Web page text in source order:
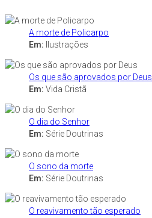
A morte de Policarpo
Em: Ilustrações
Os que são aprovados por Deus
Em: Vida Cristã
O dia do Senhor
Em: Série Doutrinas
O sono da morte
Em: Série Doutrinas
O reavivamento tão esperado